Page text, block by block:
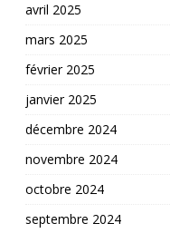
avril 2025
mars 2025
février 2025
janvier 2025
décembre 2024
novembre 2024
octobre 2024
septembre 2024